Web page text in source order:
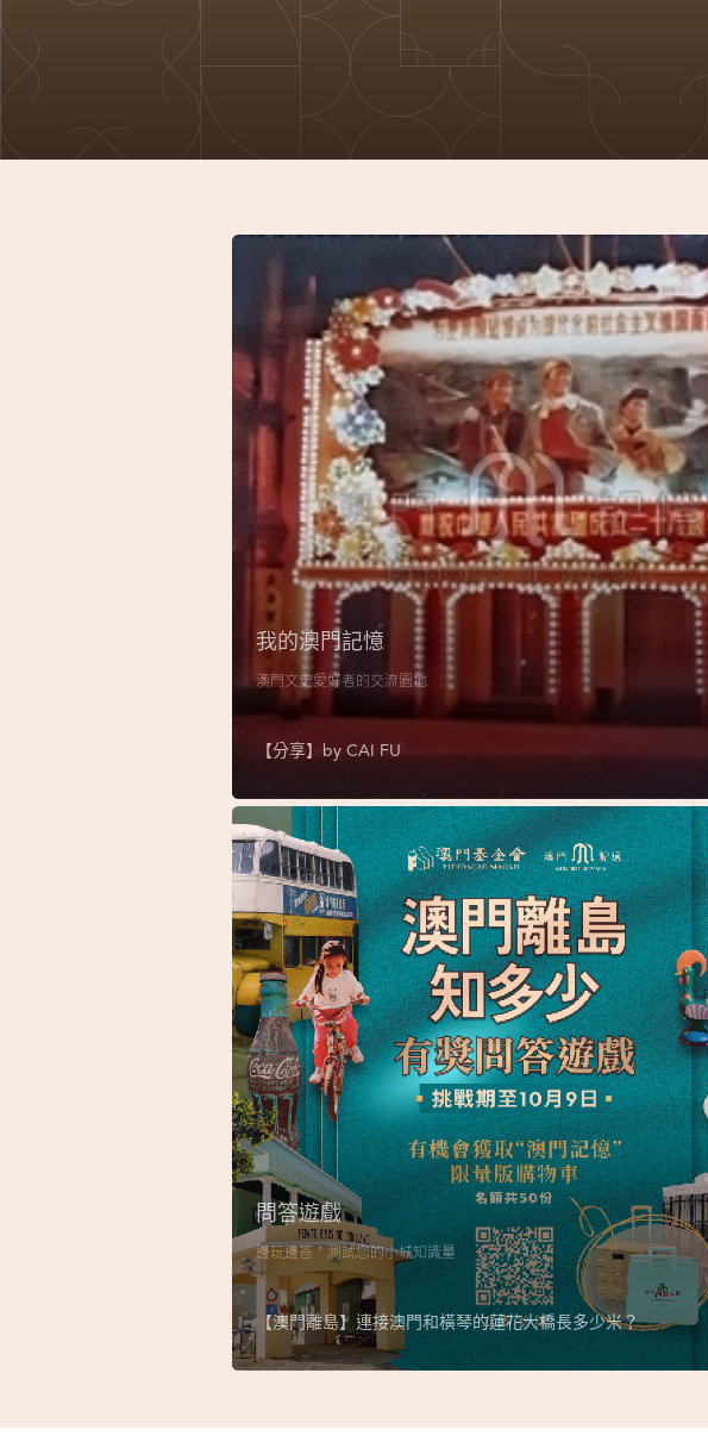
我的澳門記憶
澳門文史愛好者的交流園地
【分享】by CAI FU
問答遊戲
邊玩邊答，測試您的小城知識量
【澳門離島】連接澳門和橫琴的蓮花大橋長多少米？